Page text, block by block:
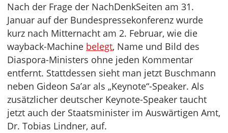
Nach der Frage der NachDenkSeiten am 31.
Januar auf der Bundespressekonferenz wurde
kurz nach Mitternacht am 2. Februar, wie die
wayback-Machine belegt, Name und Bild des
Diaspora-Ministers ohne jeden Kommentar
entfernt. Stattdessen sieht man jetzt Buschmann
neben Gideon Sa’ar als „Keynote“-Speaker. Als
zusätzlicher deutscher Keynote-Speaker taucht
jetzt auch der Staatsminister im Auswärtigen Amt,
Dr. Tobias Lindner, auf.